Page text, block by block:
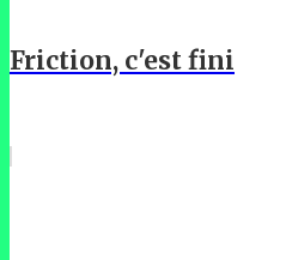
Friction, c'est fini